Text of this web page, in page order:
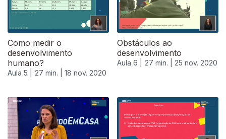
Como medir o
desenvolvimento
humano?
Aula 5 | 27 min. | 18 nov. 2020
Obstáculos ao
desenvolvimento
Aula 6 | 27 min. | 25 nov. 2020